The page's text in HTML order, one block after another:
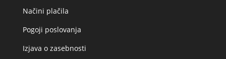
Načini plačila
Pogoji poslovanja
Izjava o zasebnosti